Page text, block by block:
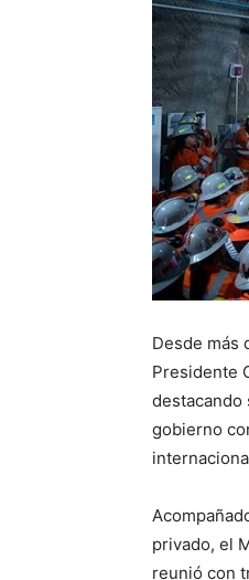
Desde más
Presidente
destacando
gobierno
privado, el
reunió con